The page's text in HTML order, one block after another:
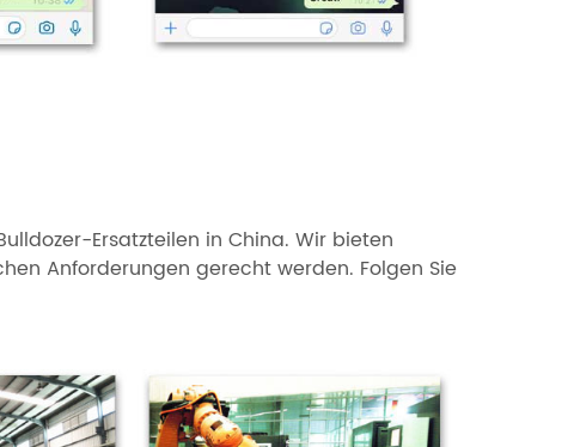
Ersatzteilen in China. Wir bieten
Anforderungen gerecht werden. Folgen Sie